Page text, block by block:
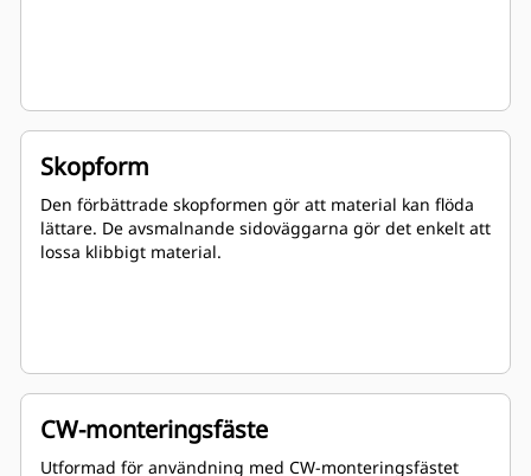
Skopform
Den förbättrade skopformen gör att material kan flöda
lättare. De avsmalnande sidoväggarna gör det enkelt att
lossa klibbigt material.
CW-monteringsfäste
Utformad för användning med CW-monteringsfästet